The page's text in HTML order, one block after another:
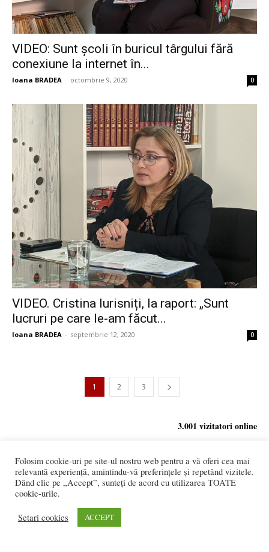
VIDEO: Sunt școli în buricul târgului fără
conexiune la internet în...
Ioana BRADEA - octombrie 9, 2020 0
VIDEO. Cristina Iurisniți, la raport: „Sunt
lucruri pe care le-am făcut...
Ioana BRADEA - septembrie 12, 2020 0
1 2 3
3.001 vizitatori online
REDACȚIA:
PUBLICITATE:
Folosim cookie-uri pe site-ul nostru web pentru a vă oferi cea mai
relevantă experiență, amintindu-vă preferințele și repetând vizitele.
Dând clic pe „Accept”, sunteți de acord cu utilizarea TOATE
cookie-urile.
Setari cookies ACCEPT